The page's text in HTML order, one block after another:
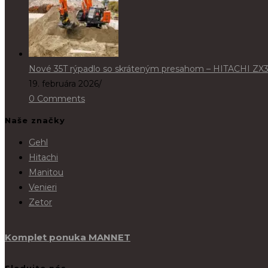
Nové 35T rýpadlo so skráteným presahom – HITACHI
19. februára 2026/
0 Comments
Naše značky
Gehl
Hitachi
Manitou
Venieri
Zetor
Komplet ponuka MANNET